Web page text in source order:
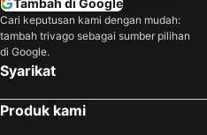
Bestier Hotel Hatyai
Bp Grand Tower Hotel
Grand Plaza Hotel
Lamoon Villa
Cari keputusan kami dengan mudah:
tambah trivago sebagai sumber pilihan
di Google.
Syarikat
Produk kami